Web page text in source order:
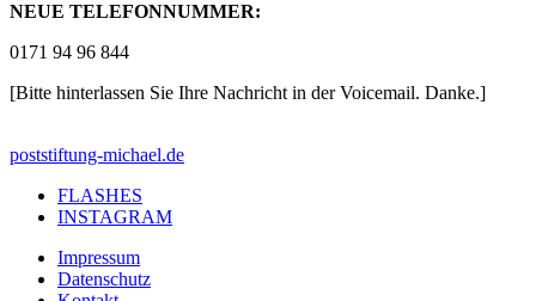
NEUE TELEFONNUMMER:
0171 94 96 844
[Bitte hinterlassen Sie Ihre Nachricht in der Voicemail. Danke.]
poststiftung-michael.de
FLASHES
INSTAGRAM
Impressum
Datenschutz